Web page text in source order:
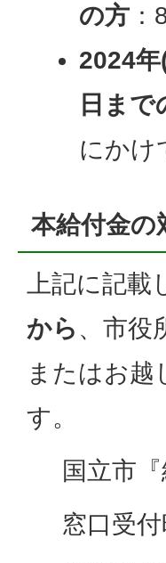
の方
2024
日ま
にかけ
本給付金の
上記に記載
から 、市役
またはお越
す。
国立市『
窓口受付